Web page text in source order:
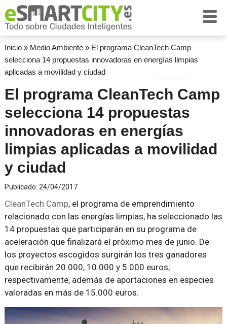
Inicio» Medio Ambiente» El programa CleanTech Camp
selecciona 14 propuestas innovadoras en energías limpias
aplicadas a movilidad y ciudad
El programa CleanTech Camp
selecciona 14 propuestas
innovadoras en energías
limpias aplicadas a movilidad
y ciudad
Publicado: 24/04/2017
CleanTech Camp, el programa de emprendimiento
relacionado con las energías limpias, ha seleccionado las
14 propuestas que participarán en su programa de
aceleración que finalizará el próximo mes de junio. De
los proyectos escogidos surgirán los tres ganadores
que recibirán 20.000, 10.000 y 5.000 euros,
respectivamente, además de aportaciones en especies
valoradas en más de 15.000 euros.